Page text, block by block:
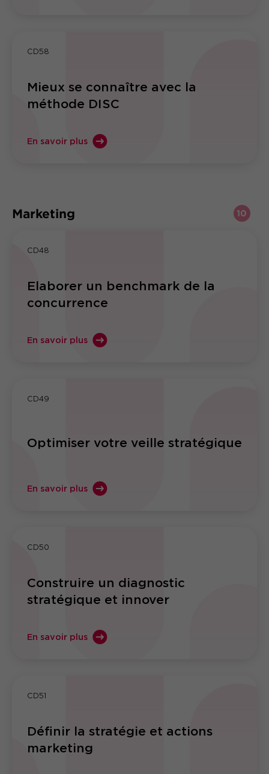
CD58
Mieux se connaître avec la
méthode DISC
En savoir plus
Marketing 10
CD48
Elaborer un benchmark de la
concurrence
En savoir plus
CD49
Optimiser votre veille stratégique
En savoir plus
CD50
Construire un diagnostic
stratégique et innover
En savoir plus
CD51
Définir la stratégie et actions
marketing